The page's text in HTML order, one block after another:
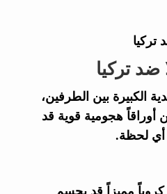
تركيا
ضد تركيا
الكبيرة بين الطرفين،
أوراقاً هجومية قوية قد
أي لحظة.
مميزاً قد يحسم